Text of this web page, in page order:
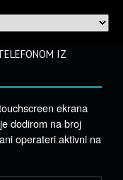
IZ
ekrana
dodirom na broj
operateri aktivni na